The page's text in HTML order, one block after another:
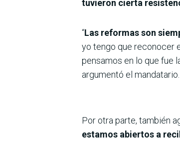
tuvieron cierta
“Las reformas son
yo tengo que reconocer
pensamos en lo que fue
argumentó el mandatario.
Por otra parte, también
estamos abiertos a